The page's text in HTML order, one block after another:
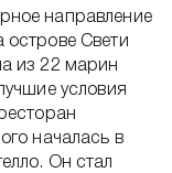
направление
острове Свети
из 22 марин
условия
началась в
Он стал